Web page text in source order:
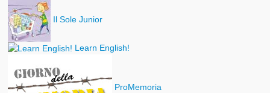
Il Sole Junior
Learn English!
ProMemoria